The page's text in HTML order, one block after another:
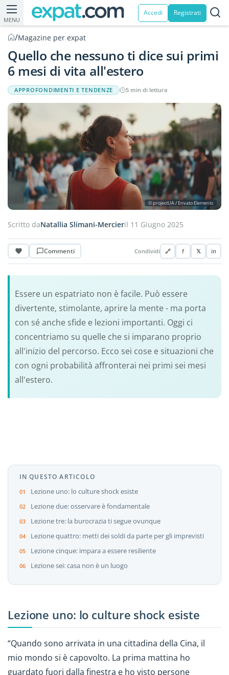
MENU
Accedi Registrati
/Magazine per expat
Quello che nessuno ti dice sui primi
6 mesi di vita all'estero
APPROFONDIMENTI E TENDENZE 5 min di lettura
© projectUA / Envato Elements
Scritto daNatallia Slimani-Mercieril 11 Giugno 2025
Commenti Condividi 🔗 f 𝕏 in
Essere un espatriato non è facile. Può essere
divertente, stimolante, aprire la mente - ma porta
con sé anche sfide e lezioni importanti. Oggi ci
concentriamo su quelle che si imparano proprio
all'inizio del percorso. Ecco sei cose e situazioni che
con ogni probabilità affronterai nei primi sei mesi
all'estero.
IN QUESTO ARTICOLO
Lezione uno: lo culture shock esiste
Lezione due: osservare è fondamentale
Lezione tre: la burocrazia ti segue ovunque
Lezione quattro: metti dei soldi da parte per gli imprevisti
Lezione cinque: impara a essere resiliente
Lezione sei: casa non è un luogo
Lezione uno: lo culture shock esiste
“Quando sono arrivata in una cittadina della Cina, il
mio mondo si è capovolto. La prima mattina ho
guardato fuori dalla finestra e ho visto persone